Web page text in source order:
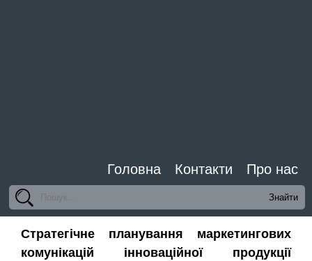
Головна Контакти Про нас
Стратегічне планування маркетингових
комунікацій інноваційної продукції